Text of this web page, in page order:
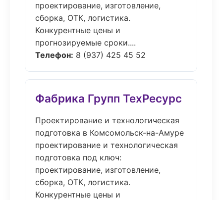
проектирование, изготовление,
сборка, ОТК, логистика.
Конкурентные цены и
прогнозируемые сроки....
Телефон: 8 (937) 425 45 52
Фабрика Групп ТехРесурс
Проектирование и технологическая
подготовка в Комсомольск-на-Амуре
проектирование и технологическая
подготовка под ключ:
проектирование, изготовление,
сборка, ОТК, логистика.
Конкурентные цены и